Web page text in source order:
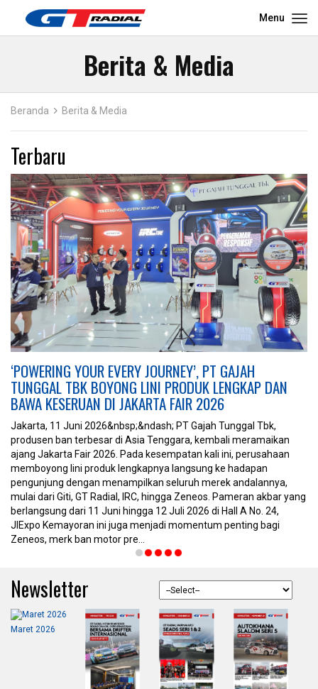
Menu
Berita & Media
Beranda Berita & Media
Terbaru
JOURNEY’, PT GAJAH
LINI PRODUK LENGKAP DAN
FAIR 2026
PT Gajah Tunggal Tbk,
Asia Tenggara, kembali meramaikan
kesempatan kali ini, perusahaan
langsung ke hadapan
seluruh merek andalannya,
hingga Zeneos. Pameran akbar yang
12 Juli 2026 di Hall A No. 24,
menjadi momentum penting bagi
DRIFTER GT RADIAL
INDONESIAN DRIFT
Jakarta, 2025 &mdash;
memukau para penggemar
spektakuler para drifter GT
Champiro SX2 dan
cengkeram, kontrol, dan
kompetisi. Kejuaraan tahun
berbagai kota besar
Karawaci &bull; Seri 2
Yogyakarta &...
Newsletter
Maret 2026